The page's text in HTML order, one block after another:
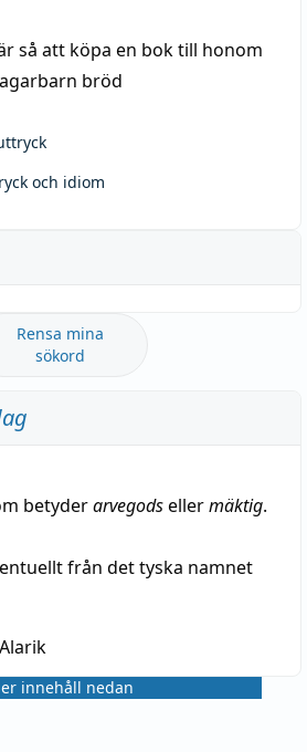
så att köpa en bok till honom
bröd
och idiom
Rensa mina
sökord
betyderarvegodsellermäktig.
från det tyska namnet
Alarik
innehåll nedan